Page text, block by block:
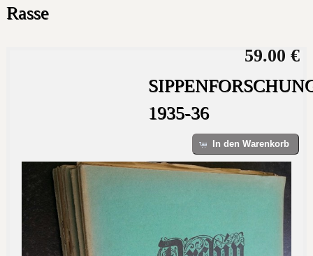
Rasse
59.00 €
1935-36
In den Warenkorb